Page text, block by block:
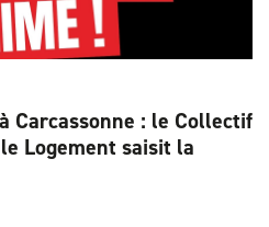
Carcassonne : le Collectif
Logement saisit la